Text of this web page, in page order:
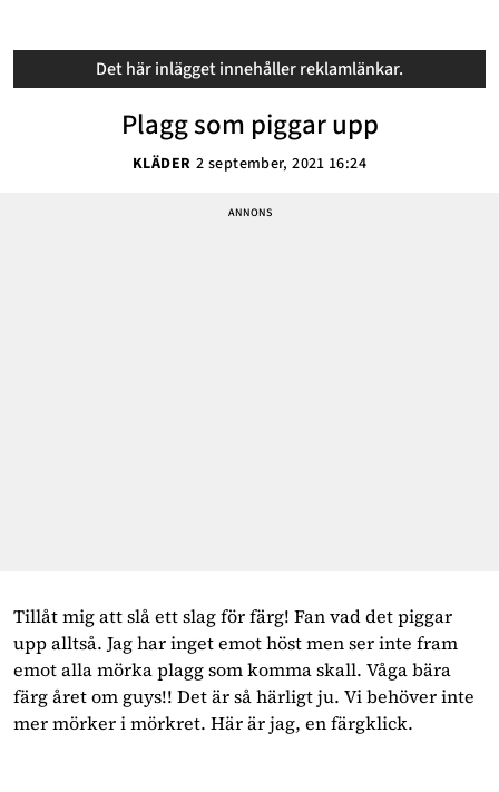
Det här inlägget innehåller reklamlänkar.
Plagg som piggar upp
KLÄDER 2 september, 2021 16:24
Tillåt mig att slå ett slag för färg! Fan vad det piggar
upp alltså. Jag har inget emot höst men ser inte fram
emot alla mörka plagg som komma skall. Våga bära
färg året om guys!! Det är så härligt ju. Vi behöver inte
mer mörker i mörkret. Här är jag, en färgklick.